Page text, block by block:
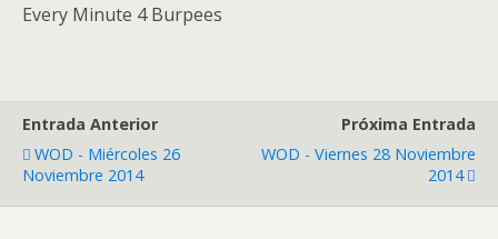
Every Minute 4 Burpees
Entrada Anterior
WOD - Miércoles 26
Noviembre 2014
Próxima Entrada
WOD - Viernes 28 Noviembre
2014